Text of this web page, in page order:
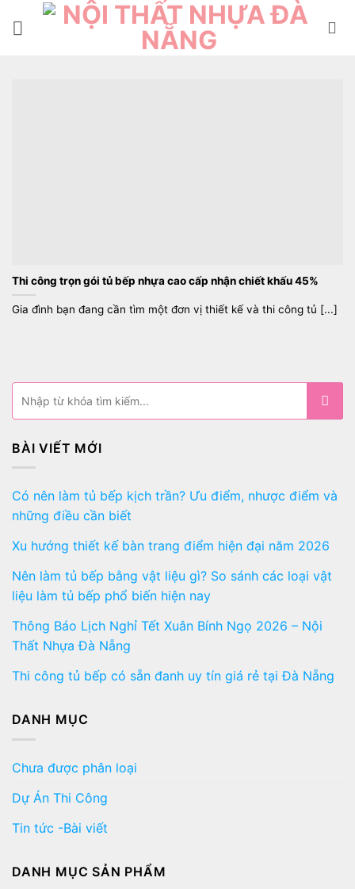
Thi công trọn gói tủ bếp nhựa cao cấp nhận chiết khấu 45%
Gia đình bạn đang cần tìm một đơn vị thiết kế và thi công tủ [...]
BÀI VIẾT MỚI
Có nên làm tủ bếp kịch trần? Ưu điểm, nhược điểm và
những điều cần biết
Xu hướng thiết kế bàn trang điểm hiện đại năm 2026
Nên làm tủ bếp bằng vật liệu gì? So sánh các loại vật
liệu làm tủ bếp phổ biến hiện nay
Thông Báo Lịch Nghỉ Tết Xuân Bính Ngọ 2026 – Nội
Thất Nhựa Đà Nẵng
Thi công tủ bếp có sẵn đanh uy tín giá rẻ tại Đà Nẵng
DANH MỤC
Chưa được phân loại
Dự Án Thi Công
Tin tức -Bài viết
DANH MỤC SẢN PHẨM